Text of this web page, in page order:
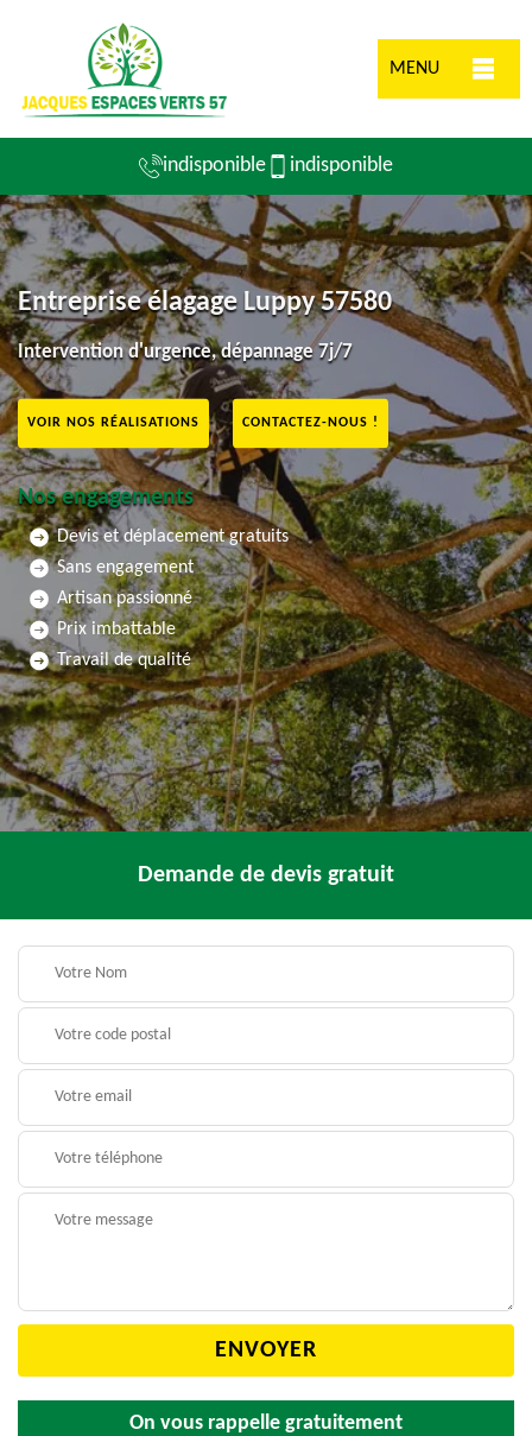
MENU
indisponible indisponible
Entreprise élagage Luppy 57580
Intervention d'urgence, dépannage 7j/7
VOIR NOS RÉALISATIONS CONTACTEZ-NOUS !
Nos engagements
Devis et déplacement gratuits
Sans engagement
Artisan passionné
Prix imbattable
Travail de qualité
Demande de devis gratuit
On vous rappelle gratuitement